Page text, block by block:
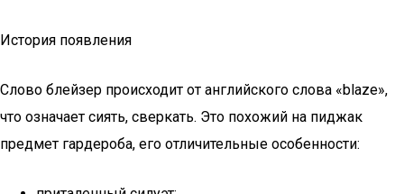
История появления
Слово блейзер происходит от английского слова «blaze»,
что означает сиять, сверкать. Это похожий на пиджак
предмет гардероба, его отличительные особенности: